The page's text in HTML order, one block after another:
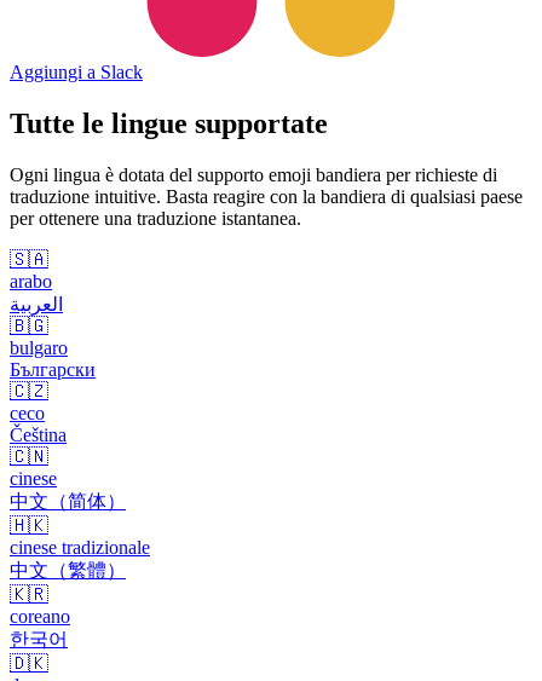
Aggiungi a Slack
Tutte le lingue supportate
Ogni lingua è dotata del supporto emoji bandiera per richieste di
traduzione intuitive. Basta reagire con la bandiera di qualsiasi paese
per ottenere una traduzione istantanea.
🇸🇦
arabo
العربية
🇧🇬
bulgaro
Български
🇨🇿
ceco
Čeština
🇨🇳
cinese
中文（简体）
🇭🇰
cinese tradizionale
中文（繁體）
🇰🇷
coreano
한국어
🇩🇰